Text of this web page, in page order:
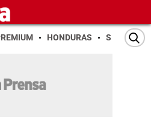
HONDURAS SAN PEDRO